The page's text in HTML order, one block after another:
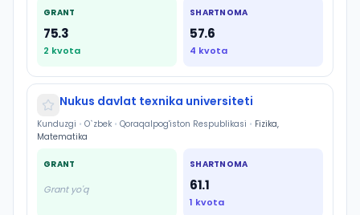
GRANT
75.3
2 kvota
SHARTNOMA
57.6
4 kvota
Nukus davlat texnika universiteti
Kunduzgi • O`zbek • Qoraqalpog'iston Respublikasi • Fizika,
Matematika
GRANT
Grant yo'q
SHARTNOMA
61.1
1 kvota